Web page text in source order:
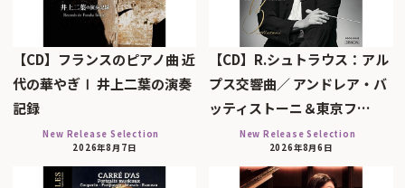
【CD】フランスのピアノ曲 近
代の華やぎⅠ 井上二葉の演奏
記録
New Release Selection
2026年8月7日
【CD】R.シュトラウス：アル
プス交響曲／ アンドレア・バ
ッティストーニ＆東京フ…
New Release Selection
2026年8月6日